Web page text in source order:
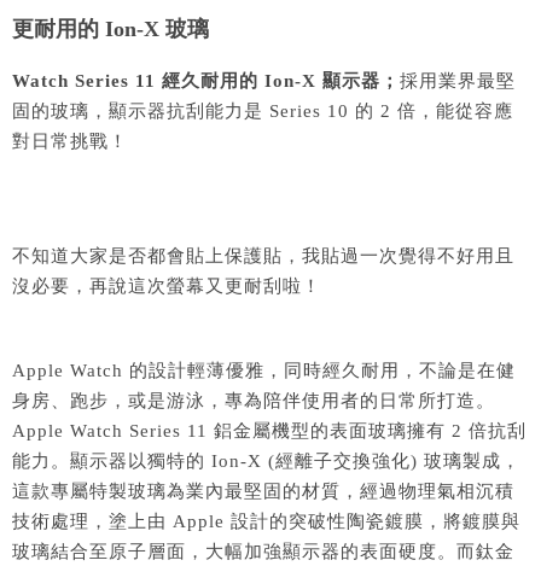
更耐用的 Ion-X 玻璃
Watch Series 11 經久耐用的 Ion-X 顯示器； 採用業界最堅
固的玻璃，顯示器抗刮能力是 Series 10 的 2 倍，能從容應
對日常挑戰！
不知道大家是否都會貼上保護貼，我貼過一次覺得不好用且
沒必要，再說這次螢幕又更耐刮啦！
Apple Watch 的設計輕薄優雅，同時經久耐用，不論是在健
身房、跑步，或是游泳，專為陪伴使用者的日常所打造。
Apple Watch Series 11 鋁金屬機型的表面玻璃擁有 2 倍抗刮
能力。顯示器以獨特的 Ion-X (經離子交換強化) 玻璃製成，
這款專屬特製玻璃為業內最堅固的材質，經過物理氣相沉積
技術處理，塗上由 Apple 設計的突破性陶瓷鍍膜，將鍍膜與
玻璃結合至原子層面，大幅加強顯示器的表面硬度。而鈦金